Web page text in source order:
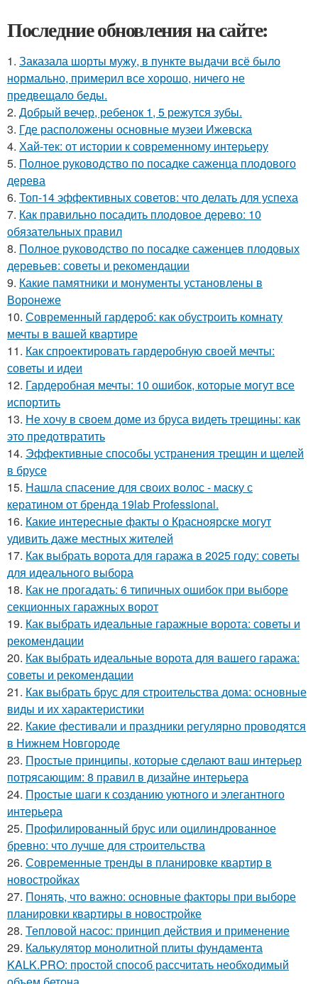
Последние обновления на сайте:
1. Заказала шорты мужу, в пункте выдачи всё было
нормально, примерил все хорошо, ничего не
предвещало беды.
2. Добрый вечер, ребенок 1, 5 режутся зубы.
3. Где расположены основные музеи Ижевска
4. Хай-тек: от истории к современному интерьеру
5. Полное руководство по посадке саженца плодового
дерева
6. Топ-14 эффективных советов: что делать для успеха
7. Как правильно посадить плодовое дерево: 10
обязательных правил
8. Полное руководство по посадке саженцев плодовых
деревьев: советы и рекомендации
9. Какие памятники и монументы установлены в
Воронеже
10. Современный гардероб: как обустроить комнату
мечты в вашей квартире
11. Как спроектировать гардеробную своей мечты:
советы и идеи
12. Гардеробная мечты: 10 ошибок, которые могут все
испортить
13. Не хочу в своем доме из бруса видеть трещины: как
это предотвратить
14. Эффективные способы устранения трещин и щелей
в брусе
15. Нашла спасение для своих волос - маску с
кератином от бренда 19lab Professional.
16. Какие интересные факты о Красноярске могут
удивить даже местных жителей
17. Как выбрать ворота для гаража в 2025 году: советы
для идеального выбора
18. Как не прогадать: 6 типичных ошибок при выборе
секционных гаражных ворот
19. Как выбрать идеальные гаражные ворота: советы и
рекомендации
20. Как выбрать идеальные ворота для вашего гаража:
советы и рекомендации
21. Как выбрать брус для строительства дома: основные
виды и их характеристики
22. Какие фестивали и праздники регулярно проводятся
в Нижнем Новгороде
23. Простые принципы, которые сделают ваш интерьер
потрясающим: 8 правил в дизайне интерьера
24. Простые шаги к созданию уютного и элегантного
интерьера
25. Профилированный брус или оцилиндрованное
бревно: что лучше для строительства
26. Современные тренды в планировке квартир в
новостройках
27. Понять, что важно: основные факторы при выборе
планировки квартиры в новостройке
28. Тепловой насос: принцип действия и применение
29. Калькулятор монолитной плиты фундамента
KALK.PRO: простой способ рассчитать необходимый